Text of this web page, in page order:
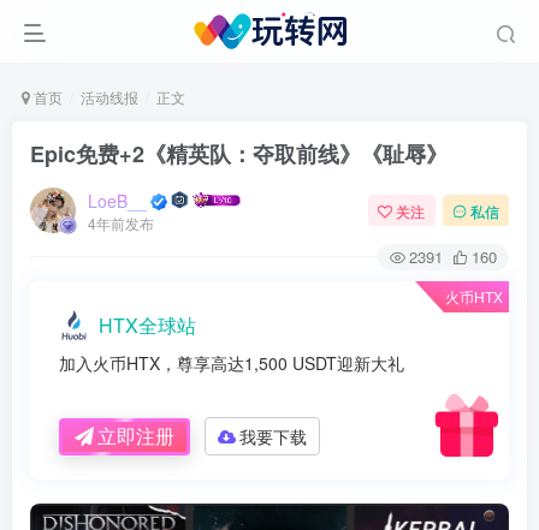
首页 活动线报 正文
Epic免费+2《精英队：夺取前线》《耻辱》
LoeB__
4年前发布
关注 私信
2391 160
火币HTX
HTX全球站
加入火币HTX，尊享高达1,500 USDT迎新大礼
立即注册 我要下载